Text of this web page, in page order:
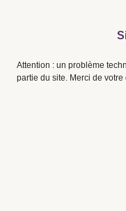
Attention : un problème
partie du site. Merci de votre